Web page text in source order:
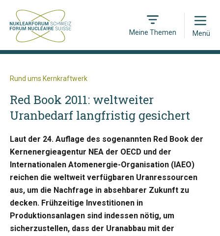
Meine Themen
Open
Menü
Rund ums Kernkraftwerk
Red Book 2011: weltweiter
Uranbedarf langfristig gesichert
Laut der 24. Auflage des sogenannten Red Book der
Kernenergieagentur NEA der OECD und der
Internationalen Atomenergie-Organisation (IAEO)
reichen die weltweit verfügbaren Uranressourcen
aus, um die Nachfrage in absehbarer Zukunft zu
decken. Frühzeitige Investitionen in
Produktionsanlagen sind indessen nötig, um
sicherzustellen, dass der Uranabbau mit der